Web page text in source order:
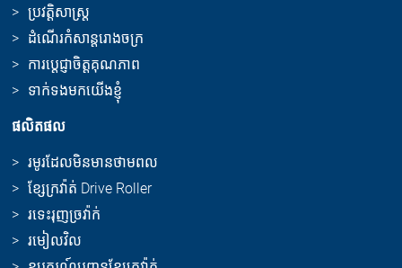
ប្រវត្តិសាស្ត្រ
ដំណើរកំសាន្តរោងចក្រ
ការប្តេជ្ញាចិត្តគុណភាព
ទាក់ទងមកយើងខ្ញុំ
ផលិតផល
រមូរដែលមិនមានថាមពល
ខ្សែក្រវ៉ាត់ Drive Roller
រទេះរុញច្រវ៉ាក់
រមៀលវិល